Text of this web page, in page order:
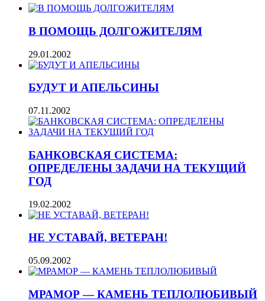
В ПОМОЩЬ ДОЛГОЖИТЕЛЯМ
29.01.2002
БУДУТ И АПЕЛЬСИНЫ
07.11.2002
БАНКОВСКАЯ СИСТЕМА:
ОПРЕДЕЛЕНЫ ЗАДАЧИ НА ТЕКУЩИЙ
ГОД
19.02.2002
НЕ УСТАВАЙ, ВЕТЕРАН!
05.09.2002
МРАМОР — КАМЕНЬ ТЕПЛОЛЮБИВЫЙ